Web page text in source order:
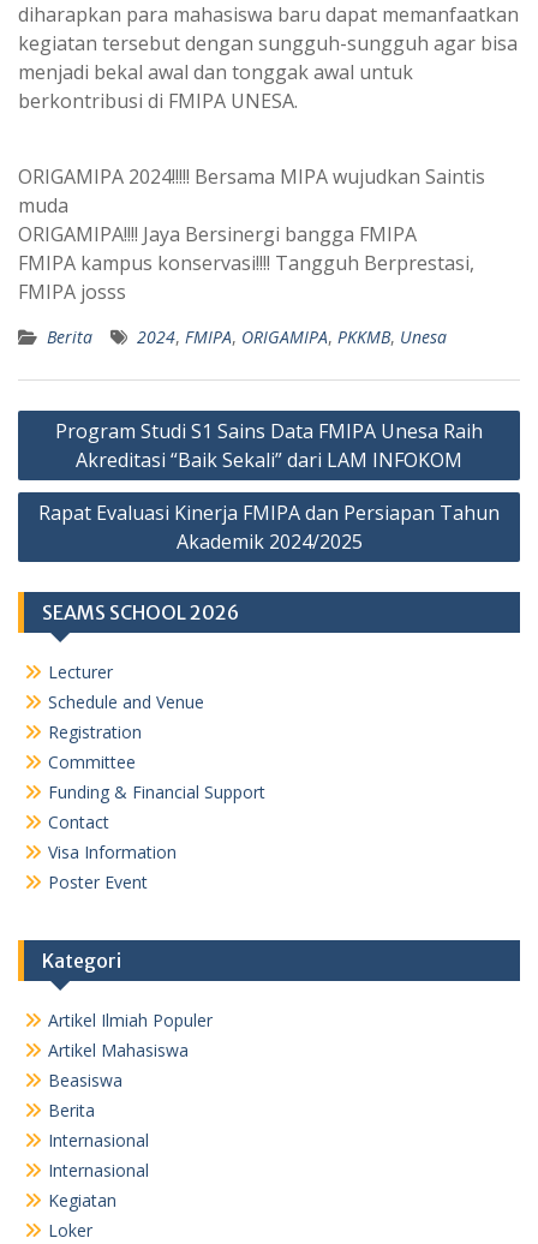
diharapkan para mahasiswa baru dapat memanfaatkan
kegiatan tersebut dengan sungguh-sungguh agar bisa
menjadi bekal awal dan tonggak awal untuk
berkontribusi di FMIPA UNESA.
ORIGAMIPA 2024!!!!! Bersama MIPA wujudkan Saintis
muda
ORIGAMIPA!!!! Jaya Bersinergi bangga FMIPA
FMIPA kampus konservasi!!!! Tangguh Berprestasi,
FMIPA josss
Berita 2024, FMIPA, ORIGAMIPA, PKKMB, Unesa
Navigasi
Program Studi S1 Sains Data FMIPA Unesa Raih
Akreditasi “Baik Sekali” dari LAM INFOKOM
Rapat Evaluasi Kinerja FMIPA dan Persiapan Tahun
Akademik 2024/2025
SEAMS SCHOOL 2026
Lecturer
Schedule and Venue
Registration
Committee
Funding & Financial Support
Contact
Visa Information
Poster Event
Kategori
Artikel Ilmiah Populer
Artikel Mahasiswa
Beasiswa
Berita
Internasional
Internasional
Kegiatan
Loker